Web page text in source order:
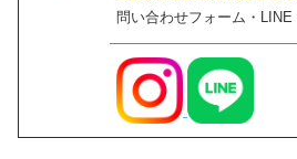
問い合わせフォーム・